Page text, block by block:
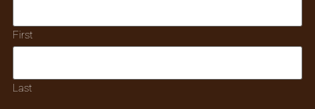
First
Last